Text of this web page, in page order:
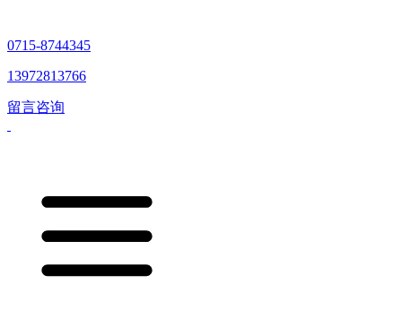
0715-8744345
13972813766
留言咨询